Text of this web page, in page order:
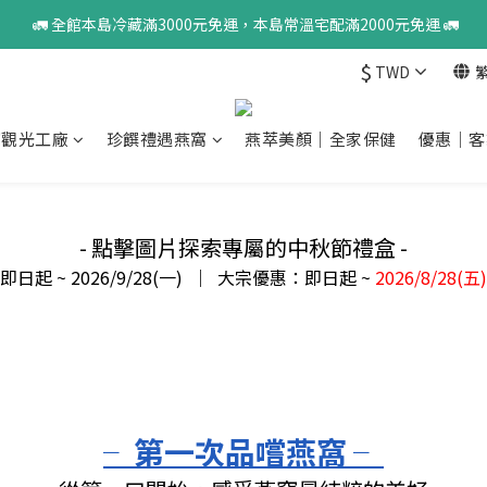
🚛 全館本島冷藏滿3000元免運，本島常溫宅配滿2000元免運 🚛
$ TWD
光工廠 珍饌禮遇燕窩 燕萃美顏｜全家保健 優惠｜
- 點擊圖片探索專屬的中秋節禮盒 -
即日起 ~ 2026/9/28(一) ｜ 大宗優惠：即日起 ~ 2026/8/28(五)
╴第一次品嚐燕窩 ╴